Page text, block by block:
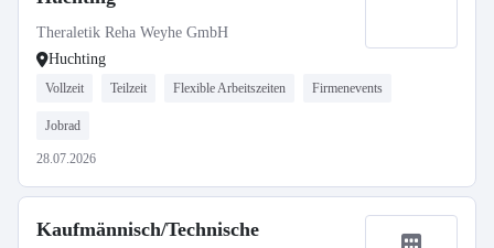
Theraletik Reha Weyhe GmbH
Huchting
Vollzeit Teilzeit Flexible Arbeitszeiten Firmenevents
Jobrad
28.07.2026
Kaufmännisch/Technische